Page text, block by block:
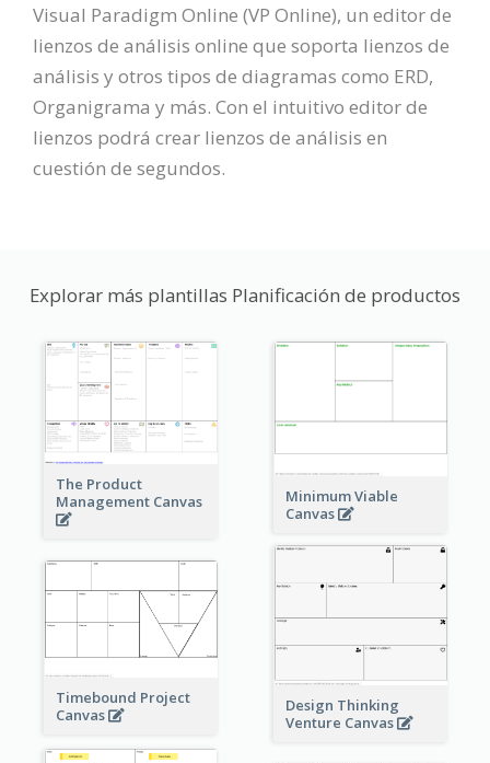
Visual Paradigm Online (VP Online), un editor de
lienzos de análisis online que soporta lienzos de
análisis y otros tipos de diagramas como ERD,
Organigrama y más. Con el intuitivo editor de
lienzos podrá crear lienzos de análisis en
cuestión de segundos.
Explorar más plantillas Planificación de productos
The Product
Management Canvas
Minimum Viable
Canvas
Design Thinking
Venture Canvas
Timebound Project
Canvas